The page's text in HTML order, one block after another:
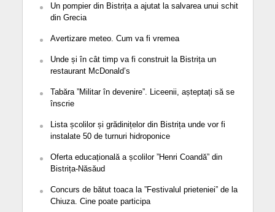
Un pompier din Bistrița a ajutat la salvarea unui schit
din Grecia
Avertizare meteo. Cum va fi vremea
Unde și în cât timp va fi construit la Bistrița un
restaurant McDonald’s
Tabăra ”Militar în devenire”. Liceenii, așteptați să se
înscrie
Lista școlilor și grădinițelor din Bistrița unde vor fi
instalate 50 de turnuri hidroponice
Oferta educațională a școlilor ”Henri Coandă” din
Bistrița-Năsăud
Concurs de bătut toaca la ”Festivalul prieteniei” de la
Chiuza. Cine poate participa